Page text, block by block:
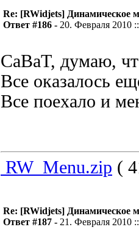
Re: [RWidjets] Динамическое
Ответ #186 - 20. Февраля 2010
CaBaT, думаю,
Все оказалось
Все поехало и
RW_Menu.zip (
Re: [RWidjets] Динамическое
Ответ #187 - 21. Февраля 2010